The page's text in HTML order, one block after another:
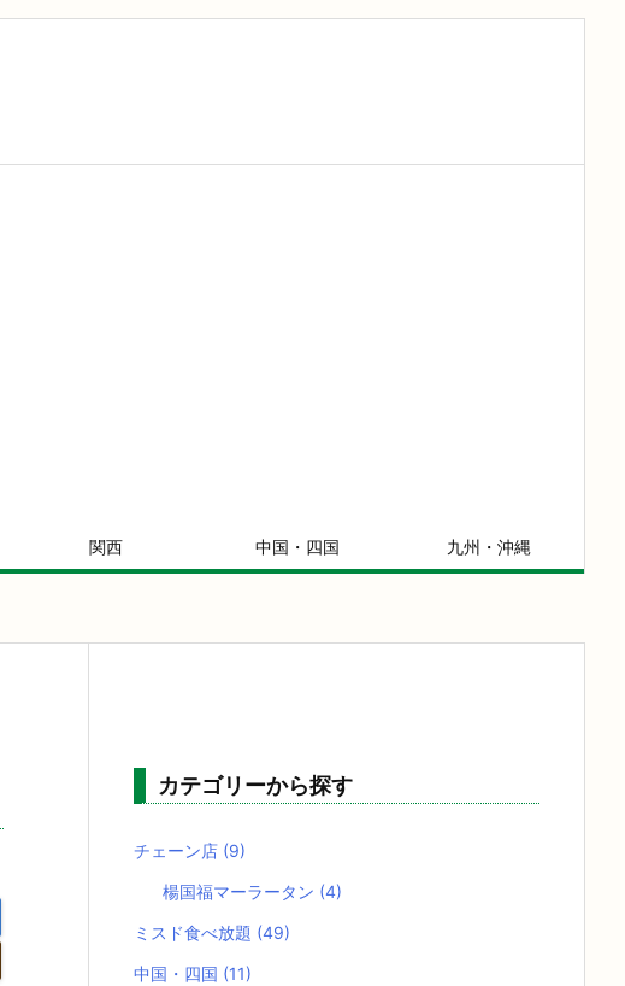
関西 中国・四国 九州・沖縄
カテゴリーから探す
チェーン店 (9)
楊国福マーラータン (4)
ミスド食べ放題 (49)
中国・四国 (11)